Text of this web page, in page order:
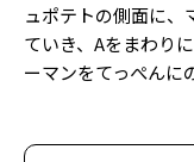
ュポテトの側面に、
ていき、Aをまわり
ーマンをてっぺんに